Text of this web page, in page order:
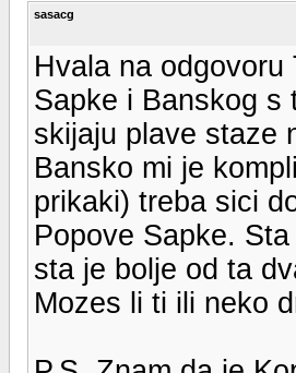
sasacg
Hvala na
Sapke i Banskog s
skijaju plave staze
Bansko mi je
prikaki) treba sici
Popove Sapke.
sta je bolje od ta
Mozes li ti ili neko